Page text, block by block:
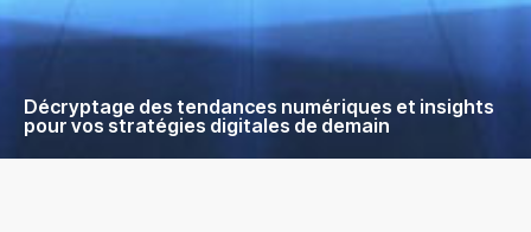
Décryptage des tendances numériques et insights
pour vos stratégies digitales de demain